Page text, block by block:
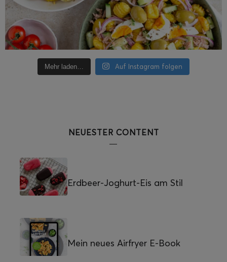
Mehr laden… Auf Instagram folgen
NEUESTER CONTENT
Erdbeer-Joghurt-Eis am Stil
Mein neues Airfryer E-Book